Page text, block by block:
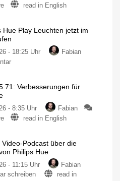
zu
5.72:
Update
ohne
neue
rund
Energieverbrauch
read in English
Hue Play Leuchten jetzt im
- 18:25 Uhr
Fabian
zu
Hue
Leuchten
jetzt
kaufen
15
sparen
Verbesserungen für
- 8:35 Uhr
Fabian
zu
5.71:
Verbesserungen
für
MotionAware
read in English
Video-Podcast über die
Philips Hue
- 11:15 Uhr
Fabian
schreiben
zu
read in